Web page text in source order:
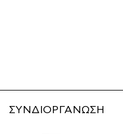
ΣΥΝΔΙΟΡΓΑΝΩΣΗ